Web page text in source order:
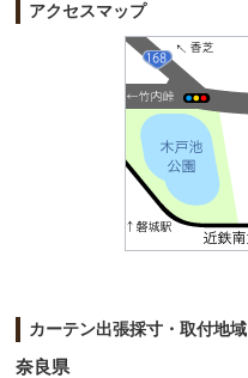
アクセスマップ
カーテン出張採寸・取付地域
奈良県